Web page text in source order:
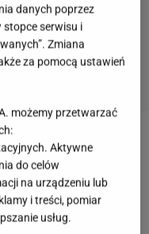
pokazała, w
Stanisław.
danych poprzez
stopce serwisu i
Zmiana
za pomocą ustawień
możemy przetwarzać
Aktywne
do celów
na urządzeniu lub
i treści, pomiar
usług.